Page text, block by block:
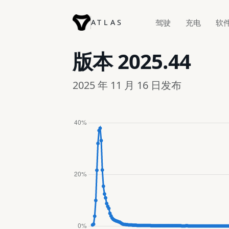
ATLAS 驾驶 充电 软
版本2025.44
2025 年 11 月 16 日发布